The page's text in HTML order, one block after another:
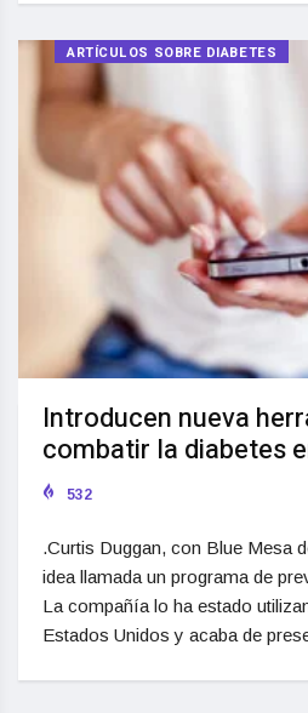
ARTÍCULOS SOBRE DIABETES
Introducen nueva
combatir la diabetes
532
.Curtis Duggan, con Blue Mesa
idea llamada un programa de
La compañía lo ha estado
Estados Unidos y acaba de